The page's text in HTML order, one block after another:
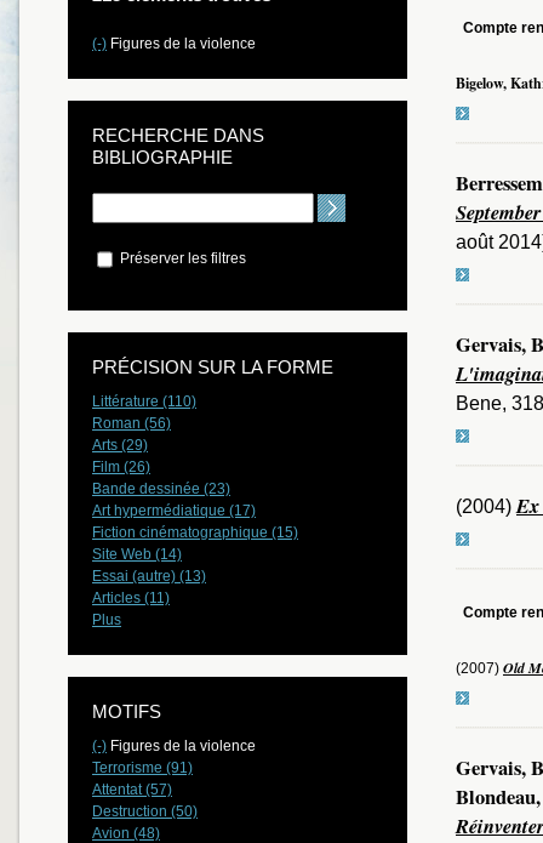
Compte
Bigelow,
août
Gervais,
Bene,
(2004)
Compte
(2007) Old
Gervais,
(-) Figures de la violence
RECHERCHE DANS
BIBLIOGRAPHIE
Préserver les filtres
PRÉCISION SUR LA FORME
Littérature (110)
Roman (56)
Arts (29)
Film (26)
Bande dessinée (23)
Art hypermédiatique (17)
Fiction cinématographique (15)
Site Web (14)
Essai (autre) (13)
Articles (11)
Plus
MOTIFS
(-) Figures de la violence
Terrorisme (91)
Attentat (57)
Destruction (50)
Avion (48)